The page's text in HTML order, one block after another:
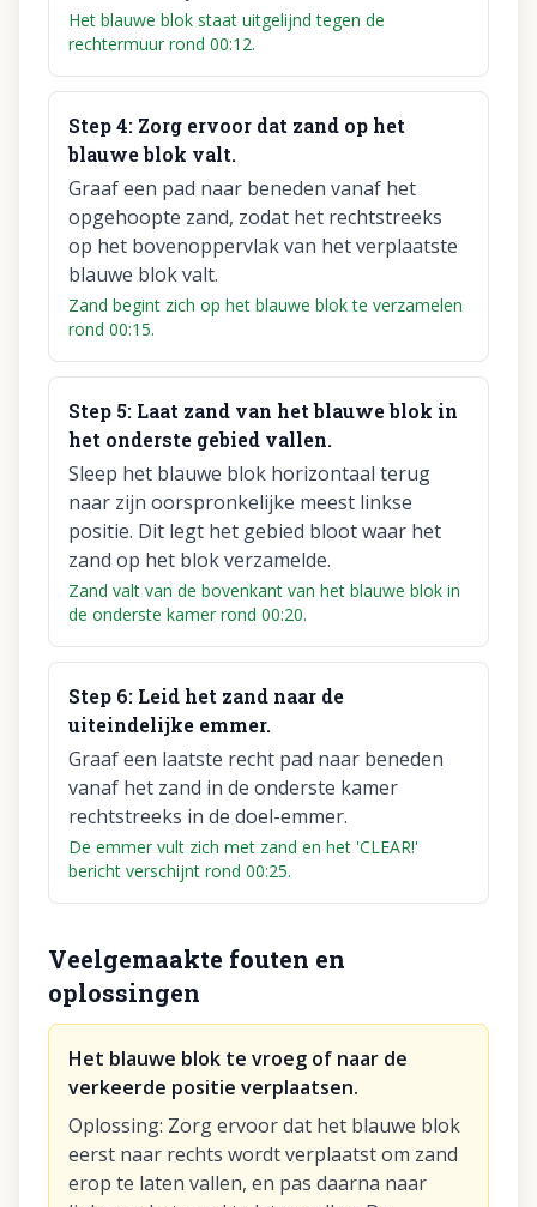
Het blauwe blok staat uitgelijnd tegen de
rechtermuur rond 00:12.
Step4: Zorg ervoor dat zand op het
blauwe blok valt.
Graaf een pad naar beneden vanaf het
opgehoopte zand, zodat het rechtstreeks
op het bovenoppervlak van het verplaatste
blauwe blok valt.
Zand begint zich op het blauwe blok te verzamelen
rond 00:15.
Step 5: Laat zand van het blauwe blok in
het onderste gebied vallen.
Sleep het blauwe blok horizontaal terug
naar zijn oorspronkelijke meest linkse
positie. Dit legt het gebied bloot waar het
zand op het blok verzamelde.
Zand valt van de bovenkant van het blauwe blok in
de onderste kamer rond 00:20.
Step 6: Leid het zand naar de
uiteindelijke emmer.
Graaf een laatste recht pad naar beneden
vanaf het zand in de onderste kamer
rechtstreeks in de doel-emmer.
De emmer vult zich met zand en het 'CLEAR!'
bericht verschijnt rond 00:25.
Veelgemaakte fouten en
oplossingen
Het blauwe blok te vroeg of naar de
verkeerde positie verplaatsen.
Oplossing: Zorg ervoor dat het blauwe blok
eerst naar rechts wordt verplaatst om zand
erop te laten vallen, en pas daarna naar